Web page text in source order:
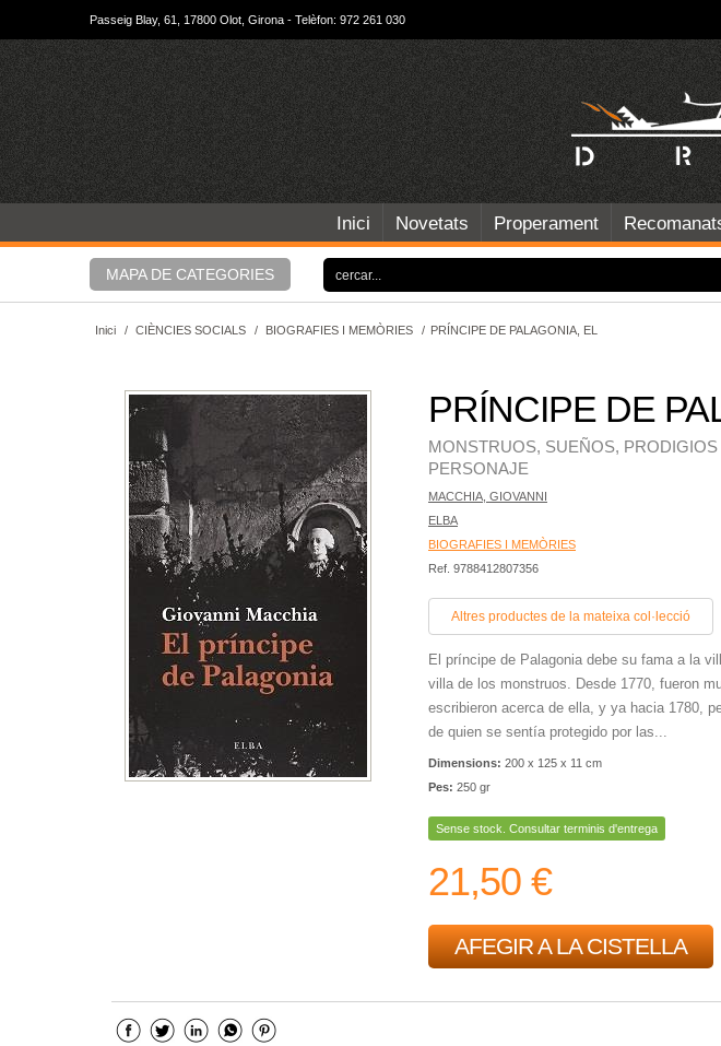
Passeig Blay, 61, 17800 Olot, Girona - Telèfon: 972 261 030
Inici Novetats Properament
MAPA DE CATEGORIES
Inici / CIÈNCIES SOCIALS / BIOGRAFIES I MEMÒRIES / PRÍNCIPE DE PALAGONIA, EL
PRÍNCIPE DE
MONSTRUOS, SUEÑOS,
PERSONAJE
MACCHIA, GIOVANNI
ELBA
BIOGRAFIES I MEMÒRIES
Ref. 9788412807356
Altres productes de la mateixa col·lecció
El príncipe de Palagonia debe su fama a la
villa de los monstruos. Desde 1770, fueron
escribieron acerca de ella, y ya hacia 1780,
de quien se sentía protegido por las...
Dimensions: 200 x 125 x 11 cm
Pes: 250 gr
Sense stock. Consultar terminis d'entrega
21,50 €
AFEGIR A LA CISTELLA